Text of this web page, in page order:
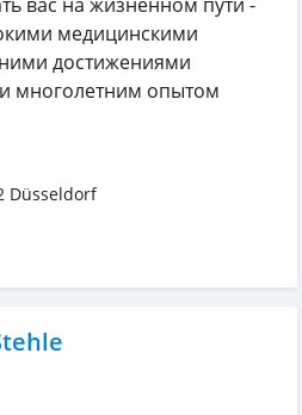
медицинскими
достижениями
многолетним опытом
Düsseldorf